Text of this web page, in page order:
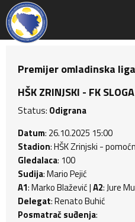
Premijer omladinska
HŠK ZRINJSKI - FK
Status: Odigrana
Datum: 26.10.2025 15:00
Stadion: HŠK Zrinjski -
Gledalaca: 100
Sudija: Mario Pejić
A1: Marko Blažević |A2: Jure
Delegat: Renato Buhić
Posmatrač suđenja: